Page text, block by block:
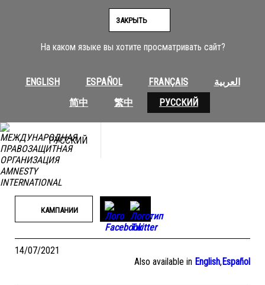
На каком языке вы хотите просматривать сайт?
ENGLISH ESPAÑOL FRANÇAIS
العربية
简中
繁中 РУССКИЙ
ЗАКРЫТЬ
РУССКИЙ
КАМПАНИИ
14/07/2021
Also available in English,Español